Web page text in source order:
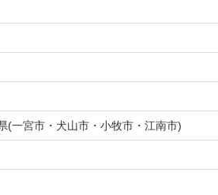
(一宮市・犬山市・小牧市・江南市)